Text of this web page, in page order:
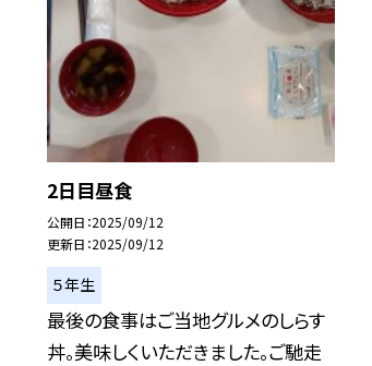
2日目昼食
公開日 2025/09/12
更新日 2025/09/12
５年生
最後の食事はご当地グルメのしらす
丼。美味しくいただきました。ご馳走